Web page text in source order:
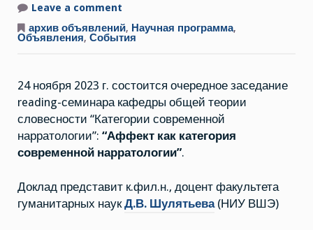
Leave a comment
ноября
2023
семинара
“Категории
современной
нарратологии”
архив объявлений, Научная программа,
Объявления, События
24 ноября 2023 г. состоится очередное заседание
reading-семинара кафедры общей теории
словесности “Категории современной
нарратологии”: “Аффект как категория
современной нарратологии”.
Доклад представит к.фил.н., доцент факультета
гуманитарных наукД.В. Шулятьева(НИУ ВШЭ)